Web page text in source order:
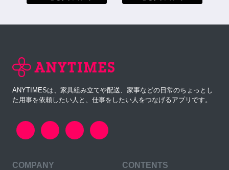
ANYTIMESは、家具組み立てや配送、家事などの日常のちょっとし
た用事を依頼したい人と、仕事をしたい人をつなげるアプリです。
COMPANY CONTENTS